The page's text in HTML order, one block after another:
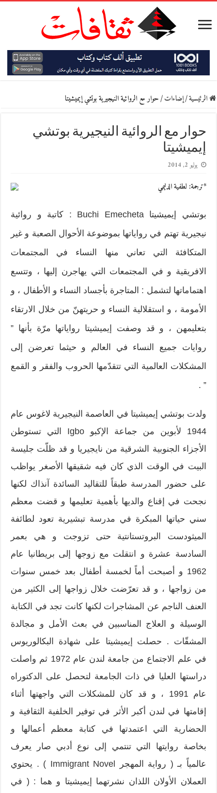
الرئيسية/إضاءات/حوار مع الروائية النيجيرية بوتشي إيميشيتا
حوار مع الروائية النيجيرية بوتشي
إيميشيتا
يوليو 2, 2014
*ترجمة: لطفية الدليمي
بوتشي إيميشيتا Buchi Emecheta : كاتبة و روائية
نيجيرية تهتم في رواياتها بموضوعة الأحوال الصعبة و غير
المتكافئة التي تعاني منها النساء في المجتمعات
الافريقية و في المجتمعات التي يهاجرن إليها ، وتتسع
اهتماماتها لتشمل : المتاجرة بأجساد النساء و الأطفال ، و
الأمومة ، و استقلالية النساء و حريتهنّ من خلال الارتقاء
بتعليمهن ، و قد وصفت إيميشيتا رواياتها مرّة بأنها ”
روايات جميع النساء في العالم و حيثما تعرضن إلى
المشكلات العالمية التي تتقدّمها الحروب والفقر و القمع
” .
ولدت بوتشي إيميشيتا في العاصمة النيجيرية لاغوس عام
1944 لأبوين من جماعة الإكبو Igbo التي تستوطن
الأجزاء الجنوبية الشرقية من نايجيريا و قد ظلّت جليسة
البيت في الوقت الذي كان فيه شقيقها الأصغر يواظب
على حضور المدرسة طبقاً للتقاليد السائدة آنذاك لكنها
نجحت في إقناع والديها بأهمية تعليمها و قضت معظم
سني حياتها المبكرة في مدرسة تبشيرية تعود لطائفة
الميثودست البروتستانتية حتى تزوجت و هي بعمر
السادسة عشرة و انتقلت مع زوجها إلى بريطانيا عام
1962 و أصبحت أماً لخمسة أطفال بعد خمس سنوات
من زواجها ، و قد تعرّضت خلال زواجها إلى الكثير من
العنف الناجم عن المشاجرات لكنها كانت تجد في الكتابة
الوسيلة و العلاج المناسبين في بعث الأمل و مجالدة
المشقّات . حصلت إيميشيتا على شهادة البكالوريوس
في علم الاجتماع من جامعة لندن عام 1972 ثم واصلت
دراستها العليا في ذات الجامعة لتحصل على الدكتوراه
عام 1991 ، و قد كان للمشكلات التي واجهتها أثناء
إقامتها في لندن أكبر الأثر في توفير الخلفية الثقافية و
الحضارية التي اعتمدتها في كتابة معظم أعمالها و
بخاصة روايتها التي تنتمي إلى نوع أدبي صار يعرف
عالمياً بـ ( رواية المهجر Immigrant Novel ) . يحتوي
العملان الأولان اللذان نشرتهما إيميشيتا و هما : ( في